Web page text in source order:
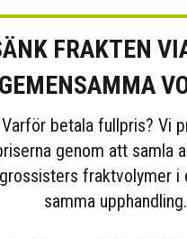
AB Org.Nr:
10111213 1415161718
40NästaSista
FRAKTEN
GEMENSAMMA
Varför betala fullpris? Vi
genom att samla
grossisters fraktvolymer i
samma upphandling.